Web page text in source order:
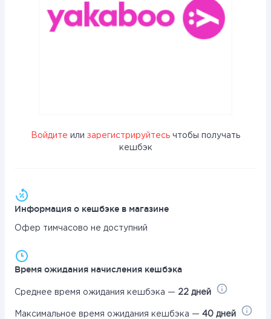
Войдите или зарегистрируйтесь чтобы получать
кешбэк
Информация о кешбэке в магазине
Офер тимчасово не доступний
Время ожидания начисления кешбэка
Среднее время ожидания кешбэка — 22 дней
Максимальное время ожидания кешбэка — 40 дней